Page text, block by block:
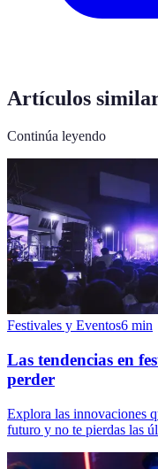
Artículos
Continúa leyendo
Festivales y Eventos6 min
Las tendencias en
perder
Explora las innovaciones
futuro y no te pierdas las